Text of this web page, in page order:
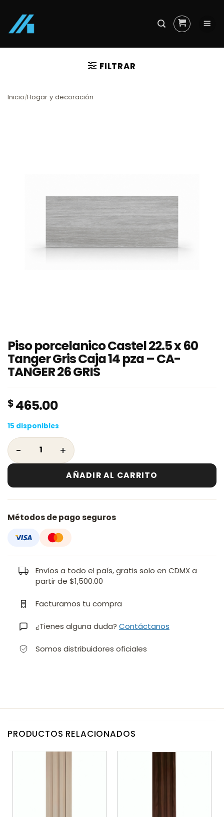
content
FILTRAR
Inicio/Hogar y decoración
Piso porcelanico Castel 22.5 x 60
Tanger Gris Caja 14 pza – CA-
TANGER 26 GRIS
$465.00
15 disponibles
Piso porcelanico Castel 22.5 x 60 Tanger
AÑADIR AL CARRITO
Métodos de pago seguros
Envíos a todo el país, gratis solo en CDMX a
partir de $1,500.00
Facturamos tu compra
¿Tienes alguna duda? Contáctanos
Somos distribuidores oficiales
PRODUCTOS RELACIONADOS